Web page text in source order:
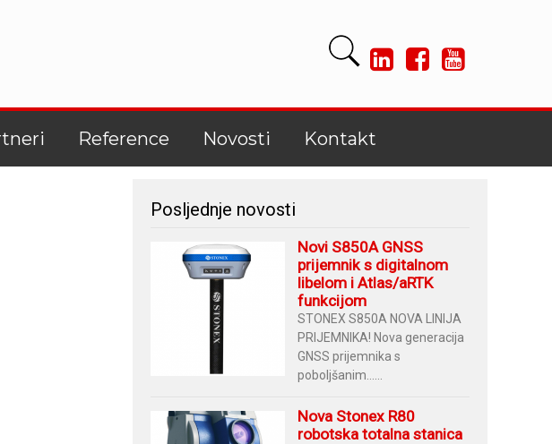
Reference Novosti Kontakt
Posljednje novosti
Novi S850A GNSS
prijemnik s digitalnom
libelom i Atlas/aRTK
funkcijom
STONEX S850A NOVA LINIJA
PRIJEMNIKA! Nova generacija
GNSS prijemnika s
poboljšanim......
Nova Stonex R80
robotska totalna stanica